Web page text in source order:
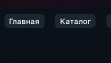
Главная Каталог